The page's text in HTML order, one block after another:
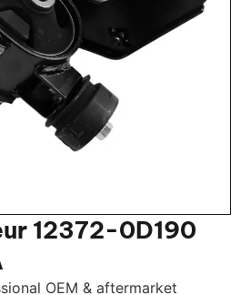
12372-0D190
OEM & aftermarket